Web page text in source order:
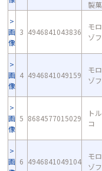
製菓
画
像
3 4946841043836
モロ
ゾフ
画
像
4 4946841049159
モロ
ゾフ
画
像
5 8684577015029
トル
コ
画 6 4946841049104
モロ
ゾフ